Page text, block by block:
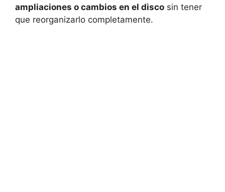
ampliaciones o cambios en el disco sin tener
que reorganizarlo completamente.